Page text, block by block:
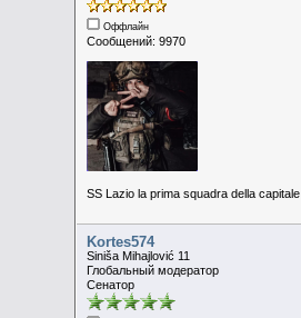
Оффлайн
Сообщений: 9970
SS Lazio la prima squadra della capitale
Kortes574
Siniša Mihajlović 11
Глобальный модератор
Сенатор